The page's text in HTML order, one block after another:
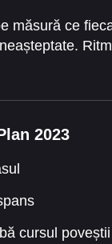
măsură ce
2023
cursul poveștii